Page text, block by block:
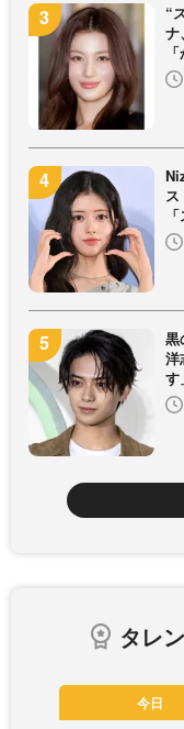
“
ナ
ス
黒
洋
す
タレ
今日